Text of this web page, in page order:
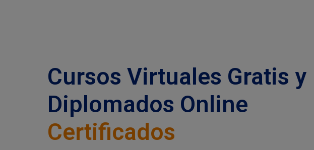
Cursos Virtuales Gratis y
Diplomados Online
Certificados